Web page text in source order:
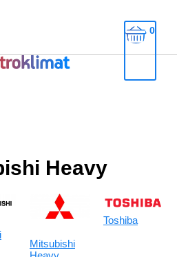
0
Heavy
Mitsubishi
Toshiba